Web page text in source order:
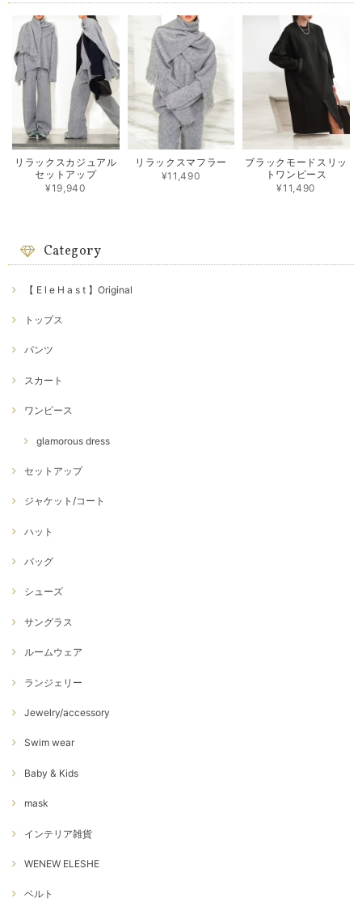
リラックスカジュアル
セットアップ
¥19,940
リラックスマフラー
¥11,490
ブラックモードスリッ
トワンピース
¥11,490
Category
【 E l e H a s t 】Original
トップス
パンツ
スカート
ワンピース
glamorous dress
セットアップ
ジャケット/コート
ハット
バッグ
シューズ
サングラス
ルームウェア
ランジェリー
Jewelry/accessory
Swim wear
Baby & Kids
mask
インテリア雑貨
WENEW ELESHE
ベルト